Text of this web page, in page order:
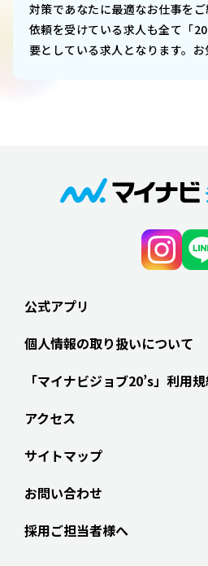
対策であなたに最適なお仕事を
依頼を受けている求人も全て「
要としている求人となります。お
公式アプリ
個人情報の取り扱いについて
「マイナビジョブ20’s」利用
アクセス
サイトマップ
お問い合わせ
採用ご担当者様へ